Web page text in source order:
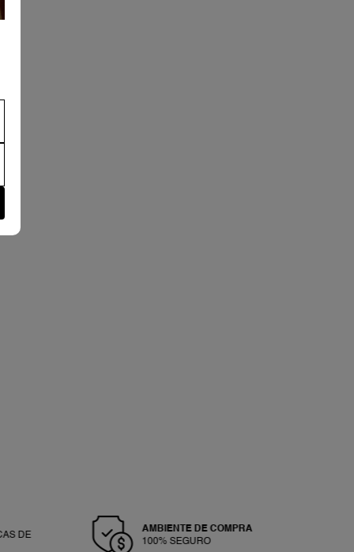
DE
AMBIENTE DE COMPRA
100% SEGURO